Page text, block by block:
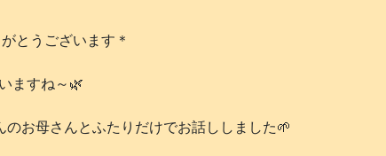
とうございます＊
ますね～🌿
お母さんとふたりだけでお話ししました🌱